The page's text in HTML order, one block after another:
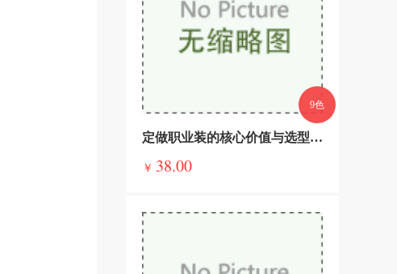
9色
定做职业装的核心价值与选型指南，告别千篇一律，彰显企业与个人质感
￥ 38.00